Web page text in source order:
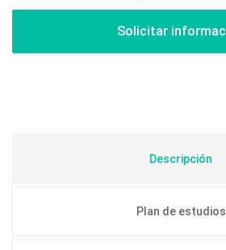
Descripción
Plan de estudios